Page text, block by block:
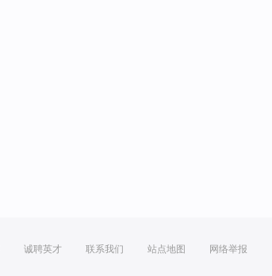
诚聘英才 联系我们 站点地图 网络举报